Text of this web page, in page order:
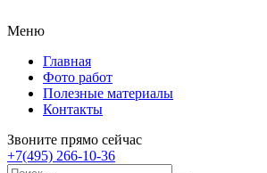
Меню
Главная
Фото работ
Полезные материалы
Контакты
Звоните прямо сейчас
+7(495) 266-10-36